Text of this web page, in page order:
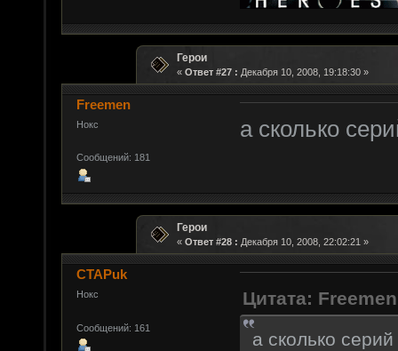
Герои
« Ответ #27 : Декабря 10, 2008, 19:18:30 »
Freemen
Нокс
Сообщений: 181
а сколько
Герои
« Ответ #28 : Декабря 10, 2008, 22:02:21 »
CTAPuk
Нокс
Сообщений: 161
Цитата: Freemen
а сколько